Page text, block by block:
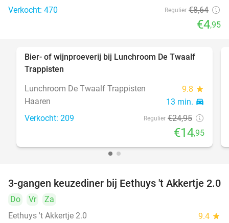
Verkocht: 470 Regulier €8,64
€4,95
40%
Bier- of wijnproeverij bij Lunchroom De Twaalf
Trappisten
Lunchroom De Twaalf Trappisten
9.8 star
Haaren 13 min. directions_car
Verkocht: 209 Regulier €24,95
€14,95
44%
3-gangen keuzediner bij Eethuys 't Akkertje 2.0
Do Vr
Za
Eethuys 't Akkertje 2.0
9.4 star